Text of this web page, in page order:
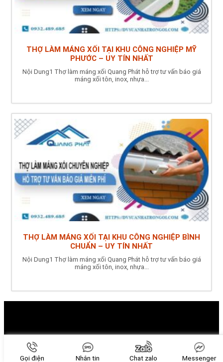
THỢ LÀM MÁNG XỐI TẠI KHU CÔNG NGHIỆP MỸ
PHƯỚC – UY TÍN NHẤT
Nội Dung1 Thợ làm máng xối Quang Phát hỗ trợ tư vấn báo giá
máng xối tôn, inox, nhựa...
THỢ LÀM MÁNG XỐI TẠI KHU CÔNG NGHIỆP BÌNH
CHUẨN – UY TÍN NHẤT
Nội Dung1 Thợ làm máng xối Quang Phát hỗ trợ tư vấn báo giá
máng xối tôn, inox, nhựa...
Gọi điện Nhắn tin Chat zalo Messenger